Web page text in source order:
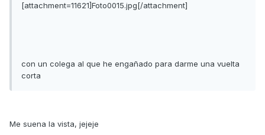
[attachment=11621]Foto0015.jpg[/attachment]
con un colega al que he engañado para darme una vuelta
corta
Me suena la vista, jejeje